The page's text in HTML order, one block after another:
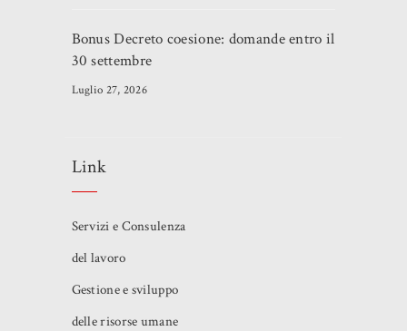
Bonus Decreto coesione: domande entro il
30 settembre
Luglio 27, 2026
Link
Servizi e Consulenza
del lavoro
Gestione e sviluppo
delle risorse umane